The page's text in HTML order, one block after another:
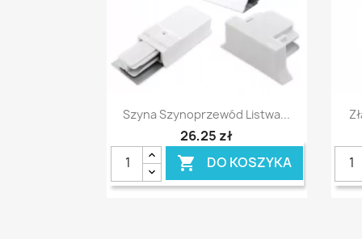
Szybki podgląd
Szyna Szynoprzewód Listwa...
26,25 zł
 DO KOSZYKA